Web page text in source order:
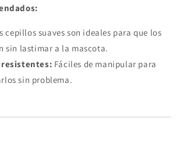
cepillos suaves son ideales para que los
sin lastimar a la mascota.
resistentes: Fáciles de manipular para
sin problema.